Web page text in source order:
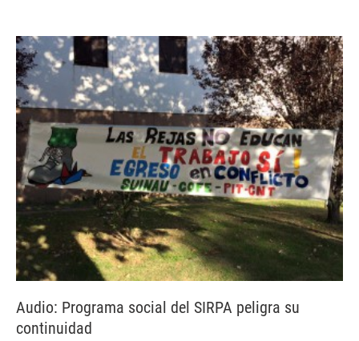
Audio: Programa social del SIRPA peligra su
continuidad